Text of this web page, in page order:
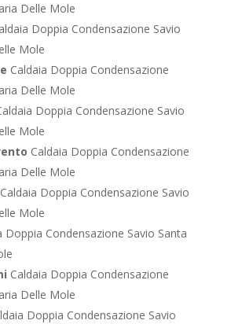
Delle Mole
Doppia Condensazione Savio
Mole
Caldaia Doppia Condensazione
Delle Mole
Doppia Condensazione Savio
Mole
Caldaia Doppia Condensazione
Delle Mole
Caldaia Doppia Condensazione Savio
Mole
Doppia Condensazione Savio Santa
Caldaia Doppia Condensazione
Delle Mole
Doppia Condensazione Savio